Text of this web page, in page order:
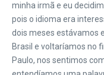
minha irmã e eu
pois o idioma era
dois meses estávamos
Brasil e voltaríamos no
Paulo, nos sentimos